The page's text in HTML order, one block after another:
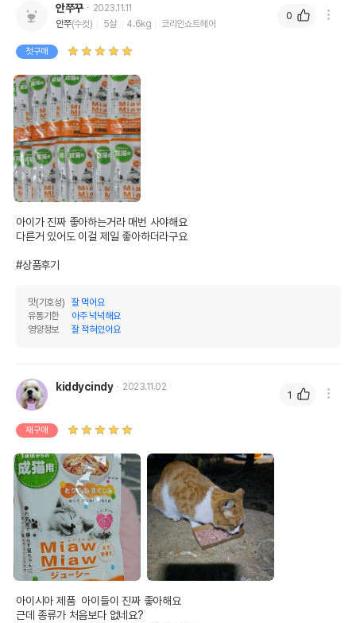
안쭈꾸
2023.11.11
안쭈(수컷) 5살 4.6kg 코리안쇼트헤어
첫구매
아이가 진짜 좋아하는거라 매번 사야해요
다른거 있어도 이걸 제일 좋아하더라구요
#상품후기
맛(기호성)
잘 먹어요
유통기한
아주 넉넉해요
영양정보
잘 적혀있어요
0
kiddycindy 2023.11.02
재구매
아이시아 제품  아이들이 진짜 좋아해요
근데 종류가 처음보다 없네요?
1